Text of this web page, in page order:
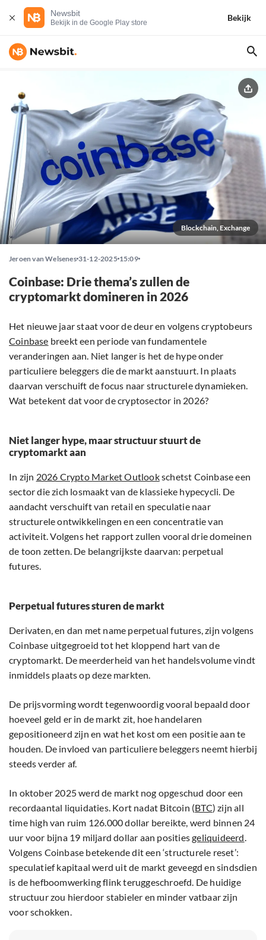
Newsbit
Bekijk in de Google Play store
Bekijk
Blockchain, Exchange
Jeroen van Welsenes 31-12-2025 15:09
Coinbase: Drie thema’s zullen de
cryptomarkt domineren in 2026
Het nieuwe jaar staat voor de deur en volgens cryptobeurs
Coinbase breekt een periode van fundamentele
veranderingen aan. Niet langer is het de hype onder
particuliere beleggers die de markt aanstuurt. In plaats
daarvan verschuift de focus naar structurele dynamieken.
Wat betekent dat voor de cryptosector in 2026?
Niet langer hype, maar structuur stuurt de
cryptomarkt aan
In zijn 2026 Crypto Market Outlookschetst Coinbase een
sector die zich losmaakt van de klassieke hypecycli. De
aandacht verschuift van retail en speculatie naar
structurele ontwikkelingen en een concentratie van
activiteit. Volgens het rapport zullen vooral drie domeinen
de toon zetten. De belangrijkste daarvan: perpetual
futures.
Perpetual futures sturen de markt
Derivaten, en dan met name perpetual futures, zijn volgens
Coinbase uitgegroeid tot het kloppend hart van de
cryptomarkt. De meerderheid van het handelsvolume vindt
inmiddels plaats op deze markten.
De prijsvorming wordt tegenwoordig vooral bepaald door
hoeveel geld er in de markt zit, hoe handelaren
gepositioneerd zijn en wat het kost om een positie aan te
houden. De invloed van particuliere beleggers neemt hierbij
steeds verder af.
In oktober 2025 werd de markt nog opgeschud door een
recordaantal liquidaties. Kort nadat Bitcoin (BTC) zijn all
time high van ruim 126.000 dollar bereikte, werd binnen 24
uur voor bijna 19 miljard dollar aan positiesgeliquideerd.
Volgens Coinbase betekende dit een ‘structurele reset’:
speculatief kapitaal werd uit de markt geveegd en sindsdien
is de hefboomwerking flink teruggeschroefd. De huidige
structuur zou hierdoor stabieler en minder vatbaar zijn
voor schokken.